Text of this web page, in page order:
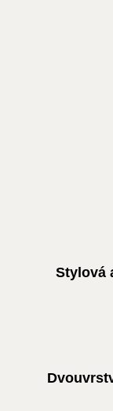
Stylová